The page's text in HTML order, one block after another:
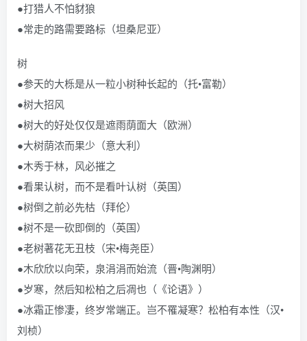
●打猎人不怕豺狼
●常走的路需要路标（坦桑尼亚）
树
●参天的大栎是从一粒小树种长起的（托•富勒）
●树大招风
●树大的好处仅仅是遮雨荫面大（欧洲）
●大树荫浓而果少（意大利）
●木秀于林，风必摧之
●看果认树，而不是看叶认树（英国）
●树倒之前必先枯（拜伦）
●树不是一砍即倒的（英国）
●老树著花无丑枝（宋•梅尧臣）
●木欣欣以向荣，泉涓涓而始流（晋•陶渊明）
●岁寒，然后知松柏之后凋也（《论语》）
●冰霜正惨凄，终岁常端正。岂不罹凝寒？松柏有本性（汉•
刘桢）